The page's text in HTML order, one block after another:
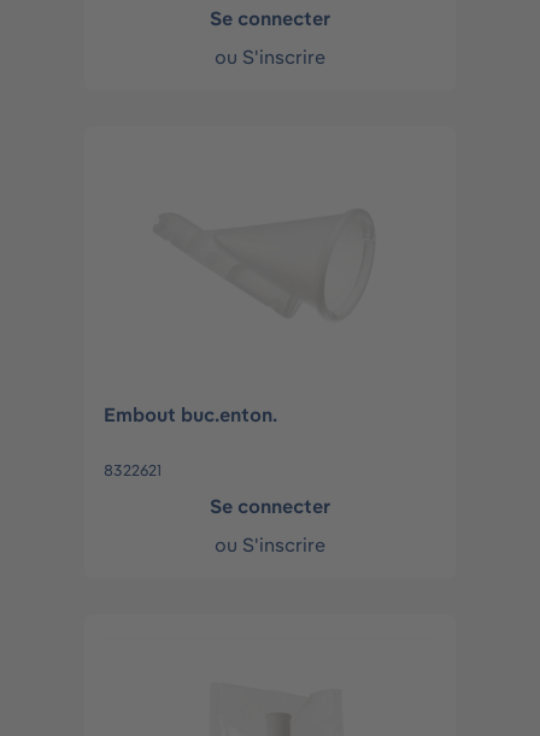
Se connecter
ou S'inscrire
Embout buc.enton.
8322621
Se connecter
ou S'inscrire